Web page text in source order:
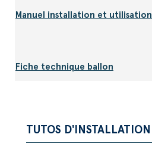
Manuel installation et utilisation
Fiche technique ballon
TUTOS D'INSTALLATION